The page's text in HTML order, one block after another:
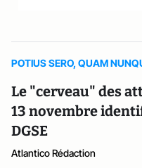
POTIUS SERO, QUAM
Le "cerveau" des
13 novembre
DGSE
Atlantico Rédaction